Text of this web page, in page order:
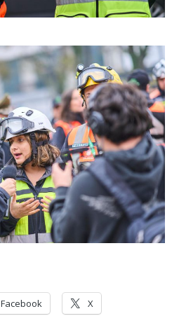
Facebook X